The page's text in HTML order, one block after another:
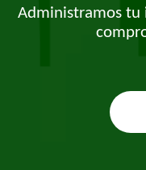
Administramos tu